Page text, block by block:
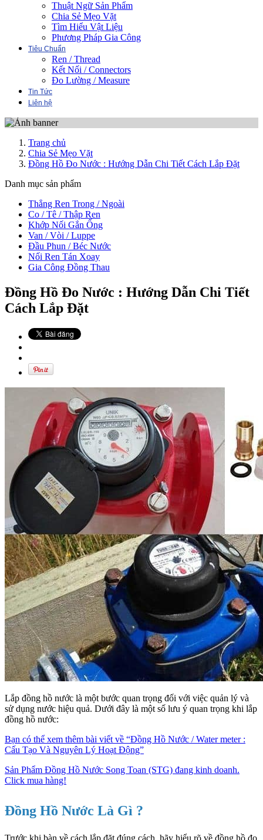
Thuật Ngữ Sản Phẩm
Chia Sẻ Mẹo Vặt
Tìm Hiểu Vật Liệu
Phương Pháp Gia Công
Tiêu Chuẩn
Ren / Thread
Kết Nối / Connectors
Đo Lường / Measure
Tin Tức
Liên hệ
Trang chủ
Chia Sẻ Mẹo Vặt
Đồng Hồ Đo Nước : Hướng Dẫn Chi Tiết Cách Lắp Đặt
Danh mục sản phẩm
Thẳng Ren Trong / Ngoài
Co / Tê / Thập Ren
Khớp Nối Gắn Ống
Van / Vòi / Luppe
Đầu Phun / Béc Nước
Nối Ren Tán Xoay
Gia Công Đồng Thau
Đồng Hồ Đo Nước : Hướng Dẫn Chi Tiết
Cách Lắp Đặt
Lắp đồng hồ nước là một bước quan trọng đối với việc quản lý và
sử dụng nước hiệu quả. Dưới đây là một số lưu ý quan trọng khi lắp
đồng hồ nước:
Bạn có thể xem thêm bài viết về “Đồng Hồ Nước / Water meter :
Cấu Tạo Và Nguyên Lý Hoạt Động”
Sản Phẩm Đồng Hồ Nước Song Toan (STG) đang kinh doanh.
Click mua hàng!
Đồng Hồ Nước Là Gì ?
Trước khi bàn về cách lắp đặt đúng cách, hãy hiểu rõ về đồng hồ đo